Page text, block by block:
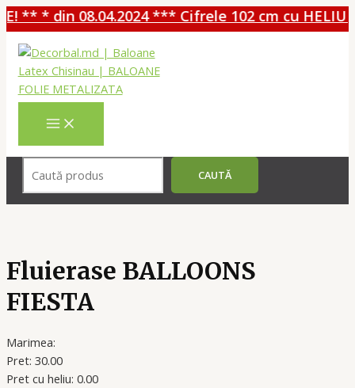
** * din 08.04.2024 *** Cifrele 102 cm cu HELIU -
Перейти
содержимому
MAIN
MENU
CAUTĂ
Fluierase BALLOONS
FIESTA
Marimea:
Pret: 30.00
Pret cu heliu: 0.00